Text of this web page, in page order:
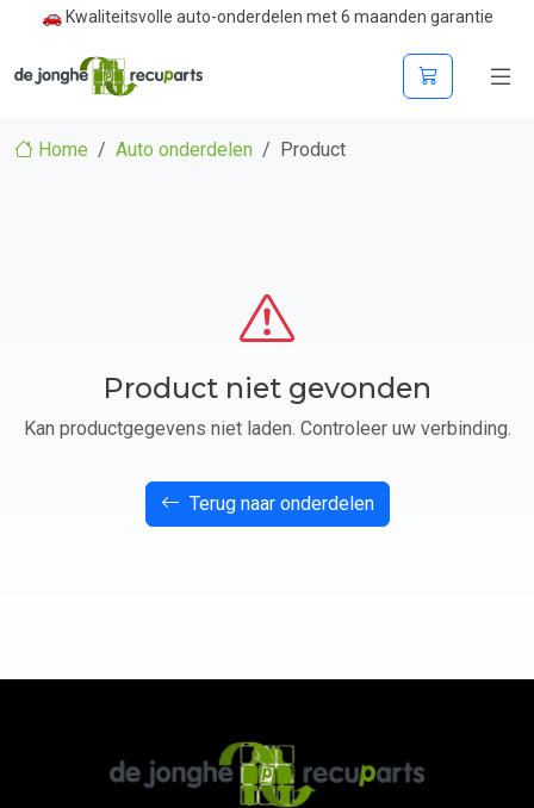
🚗 Kwaliteitsvolle auto-onderdelen met 6 maanden garantie
Home Auto onderdelen Product
Product niet gevonden
Kan productgegevens niet laden. Controleer uw verbinding.
Terug naar onderdelen